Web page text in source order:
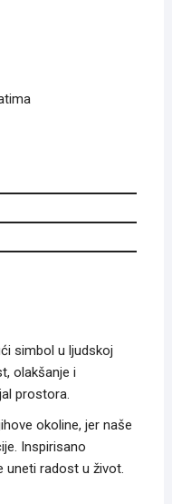
simbol u ljudskoj
olakšanje i
prostora.
okoline, jer naše
Inspirisano
uneti radost u život.